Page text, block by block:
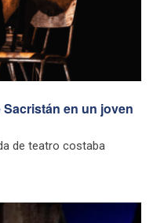
en un joven
de teatro costaba